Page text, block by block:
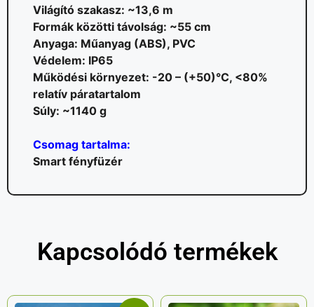
Világító szakasz: ~13,6 m
Formák közötti távolság: ~55 cm
Anyaga: Műanyag (ABS), PVC
Védelem: IP65
Működési környezet: -20 – (+50)°C, <80%
relatív páratartalom
Súly: ~1140 g
Csomag tartalma:
Smart fényfüzér
Kapcsolódó termékek